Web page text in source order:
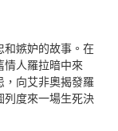
和嫉妒的故事。在
情人羅拉暗中來
，向艾非奧揭發羅
列度來一場生死決